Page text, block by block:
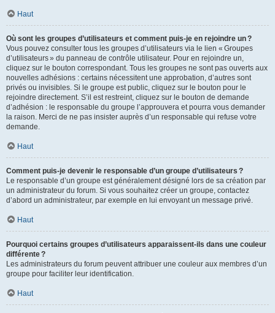
Haut
Où sont les groupes d’utilisateurs et comment puis-je en rejoindre un ?
Vous pouvez consulter tous les groupes d’utilisateurs via le lien « Groupes
d’utilisateurs » du panneau de contrôle utilisateur. Pour en rejoindre un,
cliquez sur le bouton correspondant. Tous les groupes ne sont pas ouverts aux
nouvelles adhésions : certains nécessitent une approbation, d’autres sont
privés ou invisibles. Si le groupe est public, cliquez sur le bouton pour le
rejoindre directement. S’il est restreint, cliquez sur le bouton de demande
d’adhésion : le responsable du groupe l’approuvera et pourra vous demander
la raison. Merci de ne pas insister auprès d’un responsable qui refuse votre
demande.
Haut
Comment puis-je devenir le responsable d’un groupe d’utilisateurs ?
Le responsable d’un groupe est généralement désigné lors de sa création par
un administrateur du forum. Si vous souhaitez créer un groupe, contactez
d’abord un administrateur, par exemple en lui envoyant un message privé.
Haut
Pourquoi certains groupes d’utilisateurs apparaissent-ils dans une couleur
différente ?
Les administrateurs du forum peuvent attribuer une couleur aux membres d’un
groupe pour faciliter leur identification.
Haut